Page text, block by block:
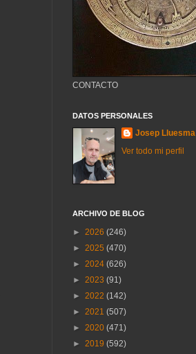
CONTACTO
DATOS PERSONALES
Josep Lluesma
Ver todo mi perfil
ARCHIVO DE BLOG
► 2026 (246)
► 2025 (470)
► 2024 (626)
► 2023 (91)
► 2022 (142)
► 2021 (507)
► 2020 (471)
► 2019 (592)